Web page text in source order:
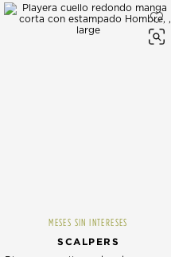
MESES SIN INTERESES
SCALPERS